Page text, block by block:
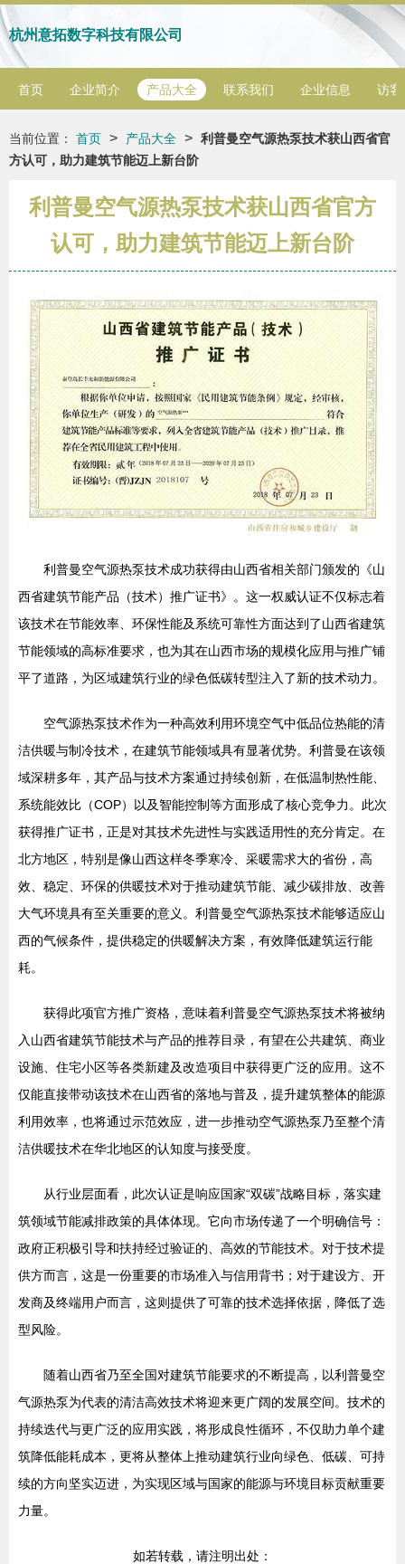
杭州意拓数字科技有限公司
首页 企业简介 产品大全 联系我们 企业信息 访客
当前位置： 首页 > 产品大全 > 利普曼空气源热泵技术获山西省官
方认可，助力建筑节能迈上新台阶
利普曼空气源热泵技术获山西省官方
认可，助力建筑节能迈上新台阶
利普曼空气源热泵技术成功获得由山西省相关部门颁发的《山
西省建筑节能产品（技术）推广证书》。这一权威认证不仅标志着
该技术在节能效率、环保性能及系统可靠性方面达到了山西省建筑
节能领域的高标准要求，也为其在山西市场的规模化应用与推广铺
平了道路，为区域建筑行业的绿色低碳转型注入了新的技术动力。
空气源热泵技术作为一种高效利用环境空气中低品位热能的清
洁供暖与制冷技术，在建筑节能领域具有显著优势。利普曼在该领
域深耕多年，其产品与技术方案通过持续创新，在低温制热性能、
系统能效比（COP）以及智能控制等方面形成了核心竞争力。此次
获得推广证书，正是对其技术先进性与实践适用性的充分肯定。在
北方地区，特别是像山西这样冬季寒冷、采暖需求大的省份，高
效、稳定、环保的供暖技术对于推动建筑节能、减少碳排放、改善
大气环境具有至关重要的意义。利普曼空气源热泵技术能够适应山
西的气候条件，提供稳定的供暖解决方案，有效降低建筑运行能
耗。
获得此项官方推广资格，意味着利普曼空气源热泵技术将被纳
入山西省建筑节能技术与产品的推荐目录，有望在公共建筑、商业
设施、住宅小区等各类新建及改造项目中获得更广泛的应用。这不
仅能直接带动该技术在山西省的落地与普及，提升建筑整体的能源
利用效率，也将通过示范效应，进一步推动空气源热泵乃至整个清
洁供暖技术在华北地区的认知度与接受度。
从行业层面看，此次认证是响应国家“双碳”战略目标，落实建
筑领域节能减排政策的具体体现。它向市场传递了一个明确信号：
政府正积极引导和扶持经过验证的、高效的节能技术。对于技术提
供方而言，这是一份重要的市场准入与信用背书；对于建设方、开
发商及终端用户而言，这则提供了可靠的技术选择依据，降低了选
型风险。
随着山西省乃至全国对建筑节能要求的不断提高，以利普曼空
气源热泵为代表的清洁高效技术将迎来更广阔的发展空间。技术的
持续迭代与更广泛的应用实践，将形成良性循环，不仅助力单个建
筑降低能耗成本，更将从整体上推动建筑行业向绿色、低碳、可持
续的方向坚实迈进，为实现区域与国家的能源与环境目标贡献重要
力量。
如若转载，请注明出处：